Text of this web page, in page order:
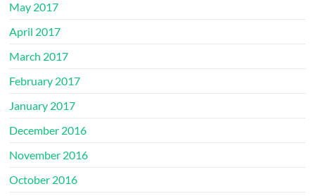
May 2017
April 2017
March 2017
February 2017
January 2017
December 2016
November 2016
October 2016